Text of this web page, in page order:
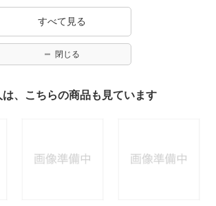
すべて見る
閉じる
、こちらの商品も見ています